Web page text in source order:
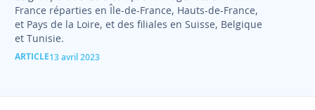
France réparties en Île-de-France, Hauts-de-France,
et Pays de la Loire, et des filiales en Suisse, Belgique
et Tunisie.
ARTICLE13 avril 2023